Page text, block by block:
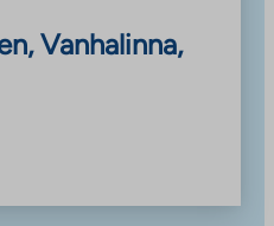
Vanhalinna,